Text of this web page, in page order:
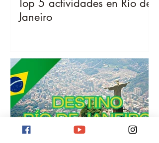
Top 5 actividades en Río de
Janeiro